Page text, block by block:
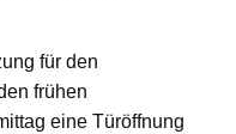
für den
frühen
eine Türöffnung